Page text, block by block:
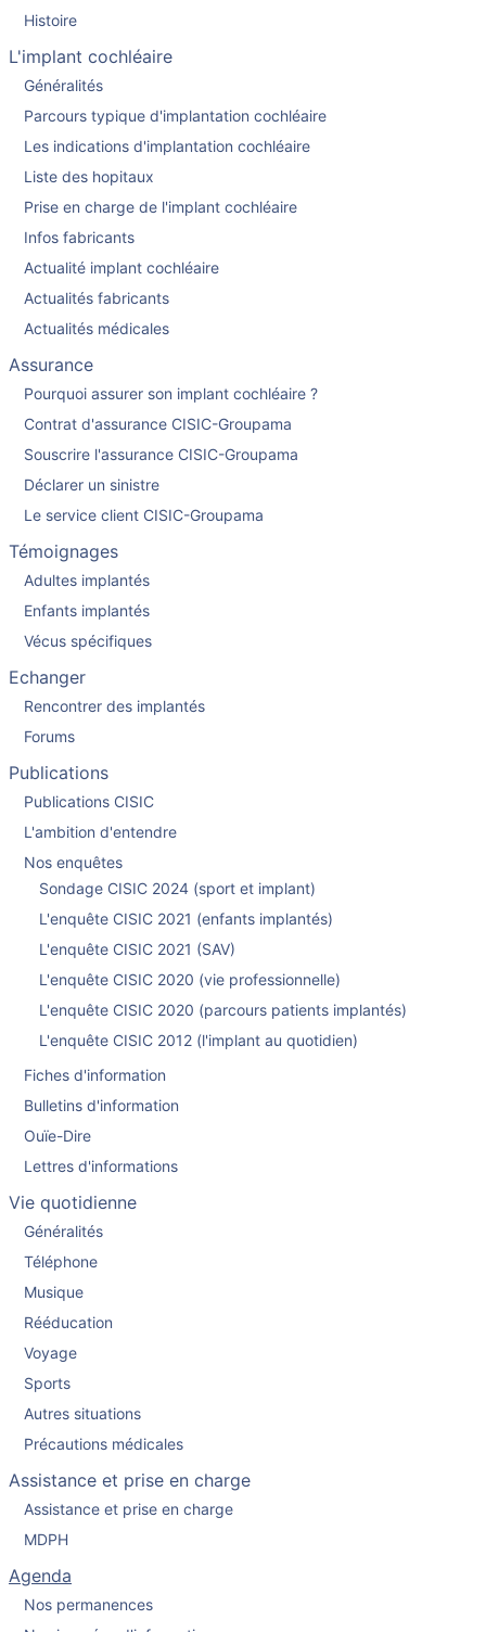
Histoire
L'implant cochléaire
Généralités
Parcours typique d'implantation cochléaire
Les indications d'implantation cochléaire
Liste des hopitaux
Prise en charge de l'implant cochléaire
Infos fabricants
Actualité implant cochléaire
Actualités fabricants
Actualités médicales
Assurance
Pourquoi assurer son implant cochléaire ?
Contrat d'assurance CISIC-Groupama
Souscrire l'assurance CISIC-Groupama
Déclarer un sinistre
Le service client CISIC-Groupama
Témoignages
Adultes implantés
Enfants implantés
Vécus spécifiques
Echanger
Rencontrer des implantés
Forums
Publications
Publications CISIC
L'ambition d'entendre
Nos enquêtes
Sondage CISIC 2024 (sport et implant)
L'enquête CISIC 2021 (enfants implantés)
L'enquête CISIC 2021 (SAV)
L'enquête CISIC 2020 (vie professionnelle)
L'enquête CISIC 2020 (parcours patients implantés)
L'enquête CISIC 2012 (l'implant au quotidien)
Fiches d'information
Bulletins d'information
Ouïe-Dire
Lettres d'informations
Vie quotidienne
Généralités
Téléphone
Musique
Rééducation
Voyage
Sports
Autres situations
Précautions médicales
Assistance et prise en charge
Assistance et prise en charge
MDPH
Agenda
Nos permanences